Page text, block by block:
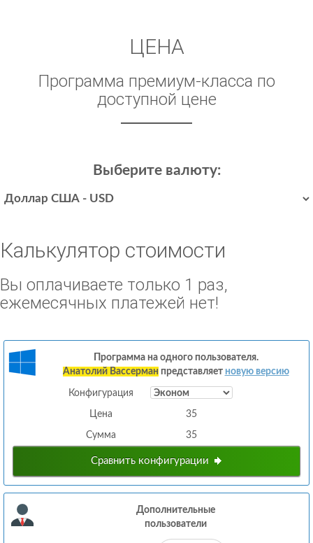
ЦЕНА
Программа премиум-класса по
доступной цене
Выберите валюту:
Калькулятор стоимости
Вы оплачиваете только 1 раз,
ежемесячных платежей нет!
Программа на одного пользователя.
Анатолий Вассерман представляет новую версию
Конфигурация
Цена 35
Сумма 35
Сравнить конфигурации
Дополнительные
пользователи